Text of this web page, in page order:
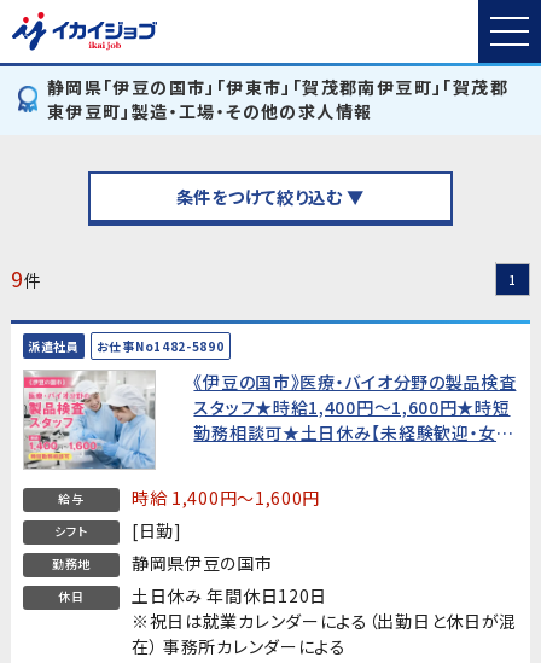
静岡県「伊豆の国市」「伊東市」「賀茂郡南伊豆町」「賀茂郡
東伊豆町」製造・工場・その他の求人情報
条件をつけて絞り込む ▼
9件 1
派遣社員 お仕事No1482-5890
《伊豆の国市》医療・バイオ分野の製品検査
スタッフ★時給1,400円〜1,600円★時短
勤務相談可★土日休み【未経験歓迎・女性
給与 時給 1,400円～1,600円
シフト [日勤]
勤務地 静岡県伊豆の国市
休日
土日休み 年間休日120日
※祝日は就業カレンダーによる（出勤日と休日が混
在） 事務所カレンダーによる